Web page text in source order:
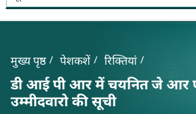
Breadcrumb
मुख्य पृष्ठ पेशकशें रिक्तियां
डी आई पी आर में चयनित जे
उम्मीदवारो की सूची